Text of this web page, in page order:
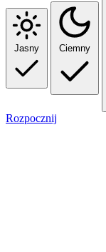
Jasny Ciemny
Rozpocznij